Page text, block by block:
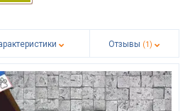
Отзывы (1)